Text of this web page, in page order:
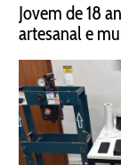
Jovem de 18
artesanal e